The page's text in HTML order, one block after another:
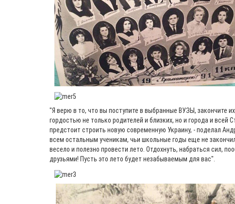
"Я верю в то, что вы поступите в выбранные ВУЗЫ, закончите
гордостью не только родителей и близких, но и города и всей
предстоит строить новую современную Украину, - поделал
всем остальным ученикам, чьи школьные годы еще не
весело и полезно провести лето. Отдохнуть, набраться сил,
друзьями! Пусть это лето будет незабываемым для вас".